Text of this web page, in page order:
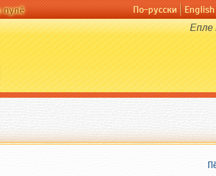
пулӗ По-русски English
Епле